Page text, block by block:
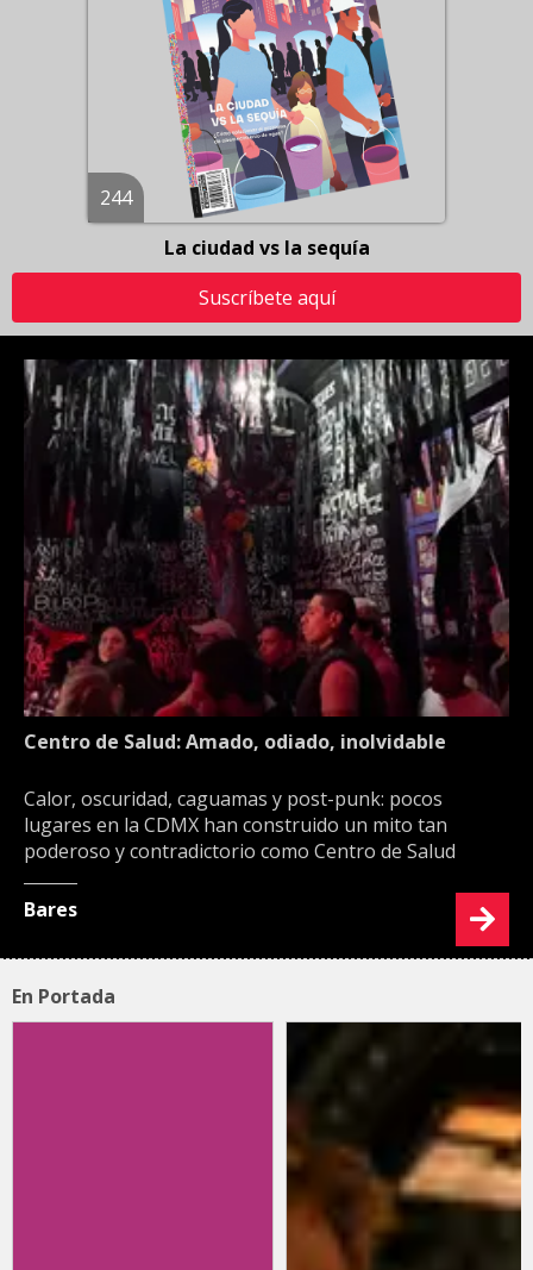
244
La ciudad vs la sequía
Suscríbete aquí
Centro de Salud: Amado, odiado, inolvidable
Calor, oscuridad, caguamas y post-punk: pocos
lugares en la CDMX han construido un mito tan
poderoso y contradictorio como Centro de Salud
Bares
En Portada